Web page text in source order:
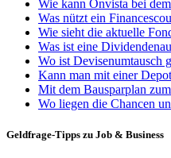
Wie kann Onvista bei
Was nützt ein
Wie sieht die aktuelle
Was ist eine
Wo ist Devisenumtausch
Kann man mit einer
Mit dem Bausparplan
Wo liegen die Chancen
Geldfrage-Tipps zu Job & Business